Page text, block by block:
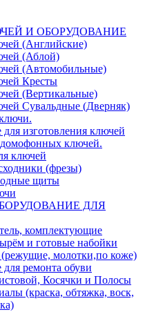
И ОБОРУДОВАНИЕ
(Английские)
(Аблой)
(Автомобильные)
Кресты
(Вертикальные)
Сувальдные (Дверняк)
изготовления ключей
ключей.
ключей
(фрезы)
щиты
ДЛЯ
комплектующие
и готовые набойки
молотки,по коже)
ремонта обуви
Косячки и Полосы
(краска, обтяжка, воск,